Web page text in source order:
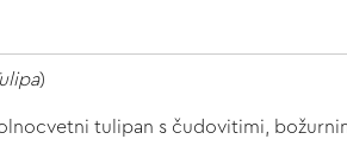
)
tulipan s čudovitimi,